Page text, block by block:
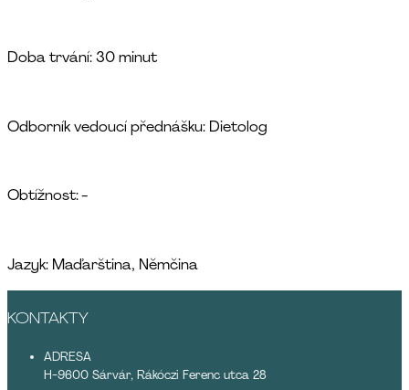
Doba trvání: 30 minut
Odborník vedoucí přednášku: Dietolog
Obtížnost: -
Jazyk: Maďarština, Němčina
KONTAKTY
ADRESA
H-9600 Sárvár, Rákóczi Ferenc utca 28